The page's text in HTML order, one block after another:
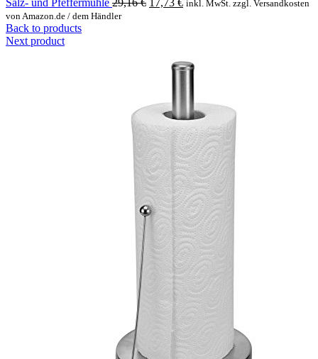
Salz- und Pfeffermühle 29,16€ 17,73 € inkl. MwSt. zzgl. Versandkosten
von Amazon.de / dem Händler
Back to products
Next product